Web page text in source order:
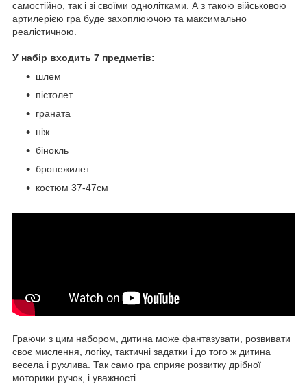
самостійно, так і зі своїми однолітками. А з такою військовою
артилерією гра буде захоплюючою та максимально
реалістичною.
У набір входить 7 предметів:
шлем
пістолет
граната
ніж
бінокль
бронежилет
костюм 37-47см
Граючи з цим набором, дитина може фантазувати, розвивати
своє мислення, логіку, тактичні задатки і до того ж дитина
весела і рухлива. Так само гра сприяє розвитку дрібної
моторики ручок, і уважності.